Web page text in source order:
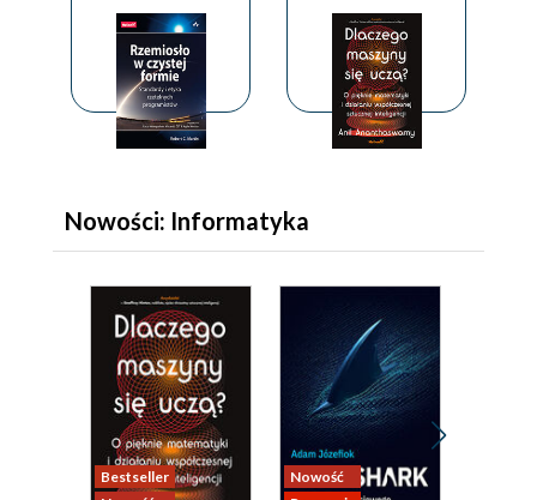
Nowości: Informatyka
Bestseller
Nowość